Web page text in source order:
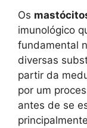
Os
imunológico
fundamental
diversas
partir da
por um
antes de se